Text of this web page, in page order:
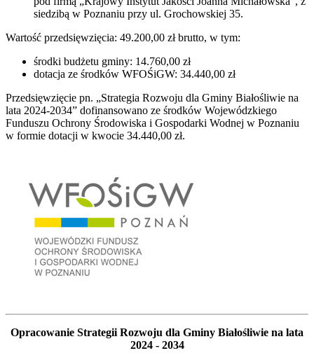
siedzibą w Poznaniu przy ul. Grochowskiej 35.
Wartość przedsięwzięcia: 49.200,00 zł brutto, w tym:
środki budżetu gminy: 14.760,00 zł
dotacja ze środków WFOŚiGW: 34.440,00 zł
Przedsięwzięcie pn. „Strategia Rozwoju dla Gminy Białośliwie na
lata 2024-2034” dofinansowano ze środków Wojewódzkiego
Funduszu Ochrony Środowiska i Gospodarki Wodnej w Poznaniu
w formie dotacji w kwocie 34.440,00 zł.
Opracowanie Strategii Rozwoju dla Gminy Białośliwie na lata
2024 - 2034